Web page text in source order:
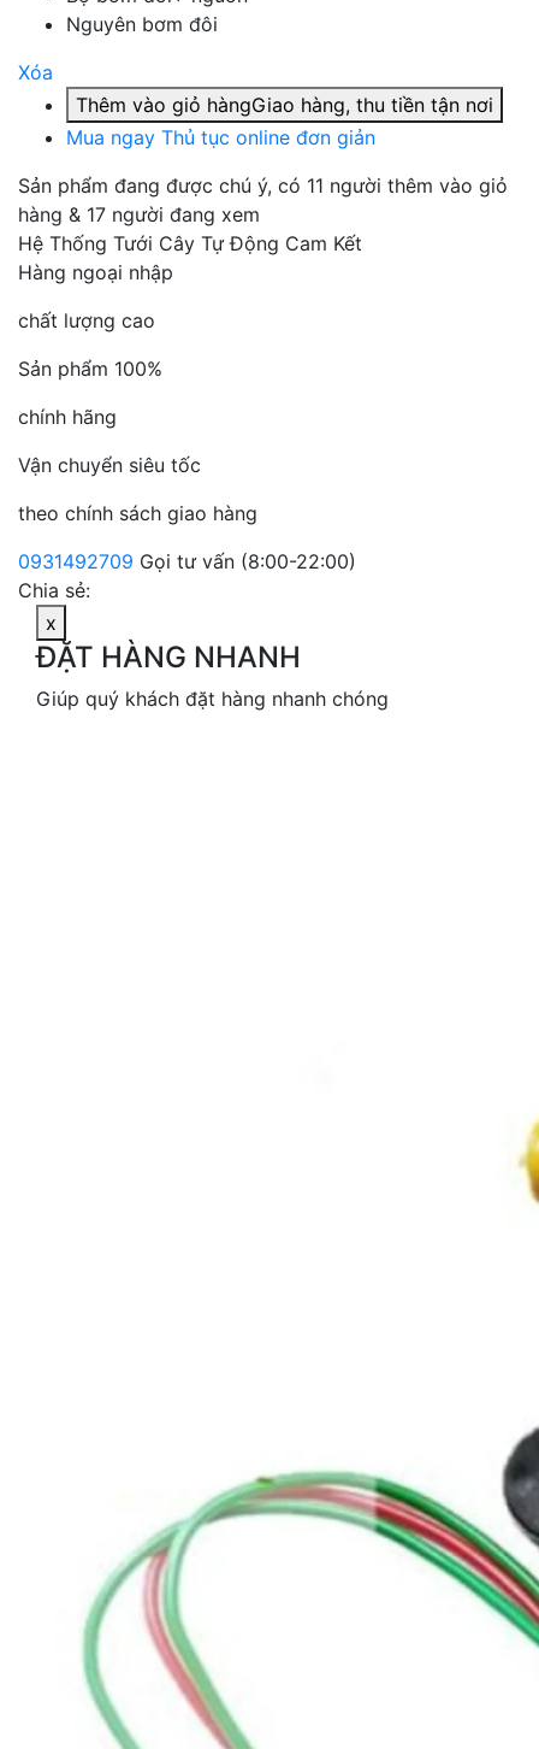
Nguyên bơm đôi
Xóa
Thêm vào giỏ hàngGiao hàng, thu tiền tận nơi
Mua ngay Thủ tục online đơn giản
Sản phẩm đang được chú ý, có 11 người thêm vào giỏ
hàng & 17 người đang xem
Hệ Thống Tưới Cây Tự Động Cam Kết
Hàng ngoại nhập
chất lượng cao
Sản phẩm 100%
chính hãng
Vận chuyển siêu tốc
theo chính sách giao hàng
0931492709 Gọi tư vấn (8:00-22:00)
Chia sẻ:
x
ĐẶT HÀNG NHANH
Giúp quý khách đặt hàng nhanh chóng